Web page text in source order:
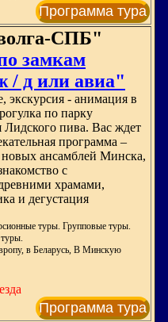
Программа тура
СПБ"
замкам
/ д или авиа"
экскурсия - анимация в
по парку
Лидского пива. Вас ждет
программа –
ансамблей Минска,
с
храмами,
и дегустация
туры. Групповые туры.
в Беларусь, В Минскую
Программа тура